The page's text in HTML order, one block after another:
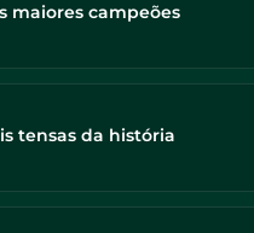
maiores campeões
tensas da história